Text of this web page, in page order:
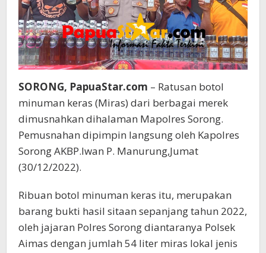
SORONG, PapuaStar.com – Ratusan botol
minuman keras (Miras) dari berbagai merek
dimusnahkan dihalaman Mapolres Sorong.
Pemusnahan dipimpin langsung oleh Kapolres
Sorong AKBP.Iwan P. Manurung,Jumat
(30/12/2022).
Ribuan botol minuman keras itu, merupakan
barang bukti hasil sitaan sepanjang tahun 2022,
oleh jajaran Polres Sorong diantaranya Polsek
Aimas dengan jumlah 54 liter miras lokal jenis